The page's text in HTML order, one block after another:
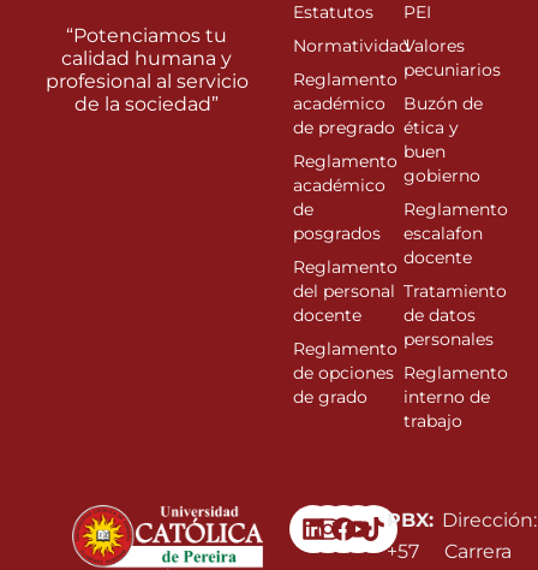
Linkedin
Instagram
Facebook
Youtube
PBX:
+57
Dirección:
Carrera
“Potenciamos tu
calidad humana y
profesional al servicio
de la sociedad”
Estatutos
Normatividad
Reglamento
académico
de pregrado
Reglamento
académico
de
posgrados
Reglamento
del personal
docente
Reglamento
de opciones
de grado
PEI
Valores
pecuniarios
Buzón de
ética y
buen
gobierno
Reglamento
escalafon
docente
Tratamiento
de datos
personales
Reglamento
interno de
trabajo